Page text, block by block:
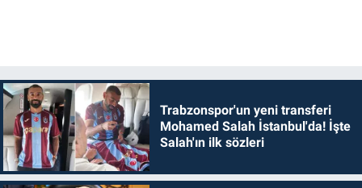
Trabzonspor'un yeni transferi
Mohamed Salah İstanbul'da! İşte
Salah'ın ilk sözleri